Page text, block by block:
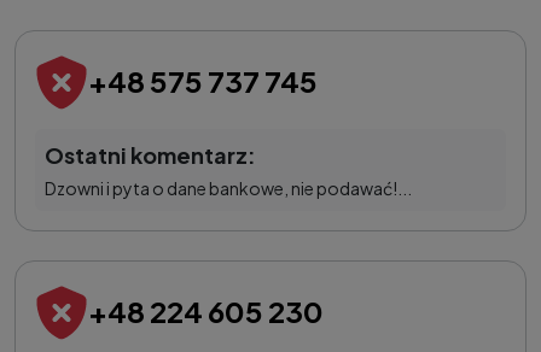
+48 575 737 745
Ostatni komentarz:
Dzowni i pyta o dane bankowe, nie podawać!...
+48 224 605 230